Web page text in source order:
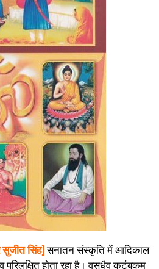
सुजीत सिंह] सनातन संस्कृति में आदिकाल
परिलक्षित होता रहा है। वसुधैव कुटुंबकम